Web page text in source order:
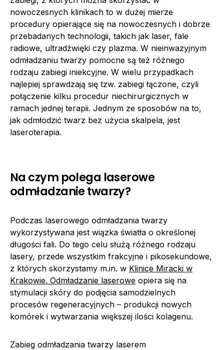
nowoczesnych klinikach to w dużej mierze
procedury opierające się na nowoczesnych i dobrze
przebadanych technologii, takich jak laser, fale
radiowe, ultradźwięki czy plazma. W nieinwazyjnym
odmładzaniu twarzy pomocne są też różnego
rodzaju zabiegi iniekcyjne. W wielu przypadkach
najlepiej sprawdzają się tzw. zabiegi łączone, czyli
połączenie kilku procedur niechirurgicznych w
ramach jednej terapii. Jednym ze sposobów na to,
jak odmłodzić twarz bez użycia skalpela, jest
laseroterapia.
Na czym polega laserowe
odmładzanie twarzy?
Podczas laserowego odmładzania twarzy
wykorzystywana jest wiązka światła o określonej
długości fali. Do tego celu służą różnego rodzaju
lasery, przede wszystkim frakcyjne i pikosekundowe,
z których skorzystamy m.in. w Klinice Miracki w
Krakowie. Odmładzanie laserowe opiera się na
stymulacji skóry do podjęcia samodzielnych
procesów regeneracyjnych – produkcji nowych
komórek i wytwarzania większej ilości kolagenu.
Zabieg odmładzania twarzy laserem